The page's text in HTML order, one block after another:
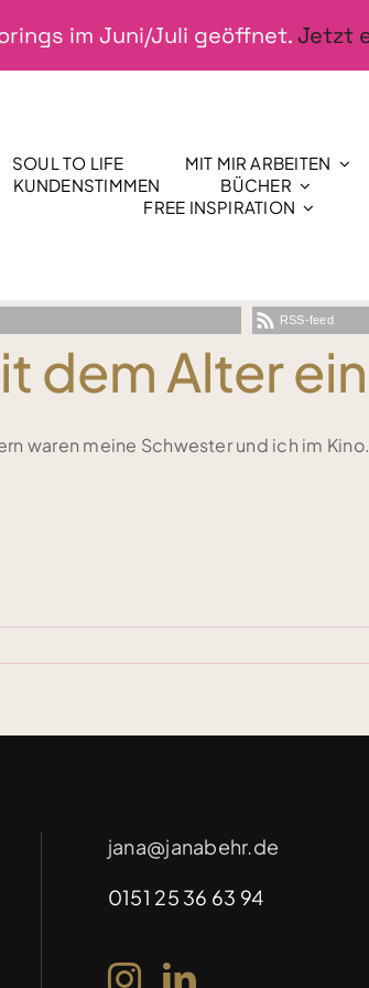
im Juni/Juli geöffnet. Jetzt
SOUL TO LIFE MIT MIR ARBEITEN
KUNDENSTIMMEN
BÜCHER
FREE INSPIRATION
RSS-feed
dem Alter
waren meine Schwester und ich im
jana@janabehr.de
0151 25 36 63 94